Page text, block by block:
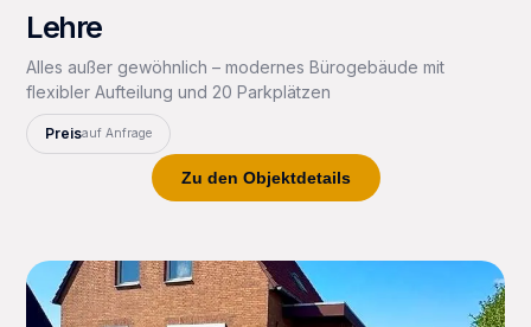
Lehre
Alles außer gewöhnlich – modernes Bürogebäude mit
flexibler Aufteilung und 20 Parkplätzen
Preisauf Anfrage
Zu den Objektdetails